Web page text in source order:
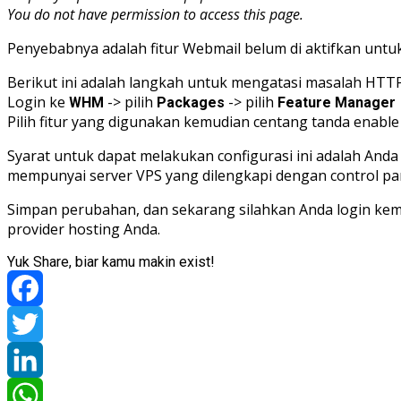
You do not have permission to access this page.
Penyebabnya adalah fitur Webmail belum di aktifkan
Berikut ini adalah langkah untuk mengatasi masalah
Login ke WHM -> pilih Packages -> pilih Feature Manager
Pilih fitur yang digunakan kemudian centang tanda
Syarat untuk dapat melakukan configurasi ini adalah
mempunyai server VPS yang dilengkapi dengan control
Simpan perubahan, dan sekarang silahkan Anda login
provider hosting Anda.
Yuk Share, biar kamu makin exist!
Facebook
Twitter
LinkedIn